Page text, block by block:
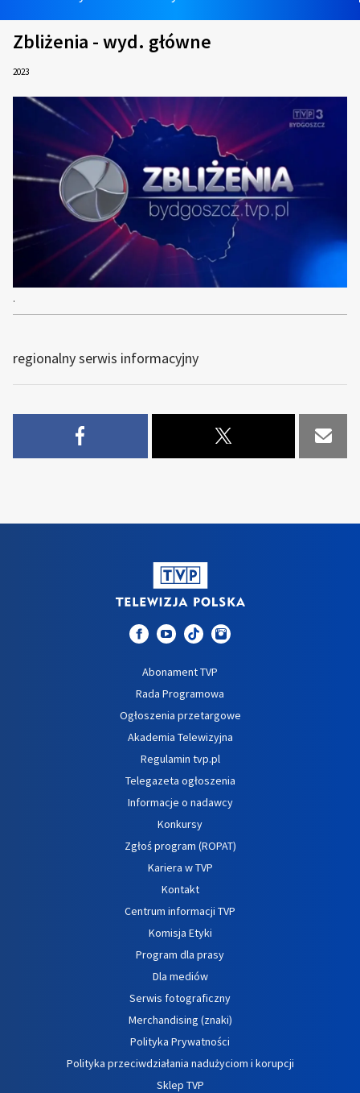
Zbliżenia - wyd. główne
2023
.
regionalny serwis informacyjny
Abonament TVP
Rada Programowa
Ogłoszenia przetargowe
Akademia Telewizyjna
Regulamin tvp.pl
Telegazeta ogłoszenia
Informacje o nadawcy
Konkursy
Zgłoś program (ROPAT)
Kariera w TVP
Kontakt
Centrum informacji TVP
Komisja Etyki
Program dla prasy
Dla mediów
Serwis fotograficzny
Merchandising (znaki)
Polityka Prywatności
Polityka przeciwdziałania nadużyciom i korupcji
Sklep TVP